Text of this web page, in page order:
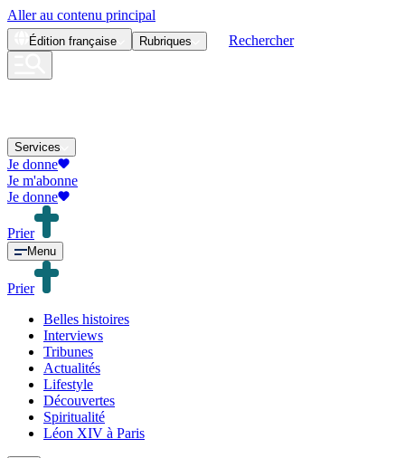
Aller au contenu principal
Édition française Rubriques Rechercher
Services
Je donne
Je m'abonne
Je donne
Prier
Menu
Prier
Belles histoires
Interviews
Tribunes
Actualités
Lifestyle
Découvertes
Spiritualité
Léon XIV à Paris